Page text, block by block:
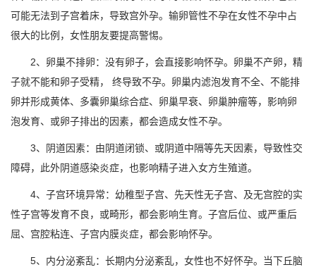
可能无法到子宫着床，导致宫外孕。输卵管性不孕在女性不孕中占
很大的比例，女性朋友要提高警惕。
2、卵巢不排卵：没有卵子，会直接影响怀孕。卵巢不产卵，精
子就不能和卵子受精， 终导致不孕。卵巢内滤泡发育不全、不能排
卵并形成黄体、多囊卵巢综合症、卵巢早衰、卵巢肿瘤等，影响卵
泡发育、或卵子排出的因素，都会造成女性不孕。
3、阴道因素：由阴道闭锁、或阴道中隔等先天因素，导致性交
障碍，此外阴道感染炎症，也影响精子进入女方生殖道。
4、子宫环境异常：幼稚型子宫、先天性无子宫、及无宫腔的实
性子宫等发育不良，或畸形，都会影响生育。子宫后位、或严重后
屈、宫腔粘连、子宫内膜炎症，都会影响怀孕。
5、内分泌紊乱：长期内分泌紊乱，女性也不好怀孕。当下丘脑